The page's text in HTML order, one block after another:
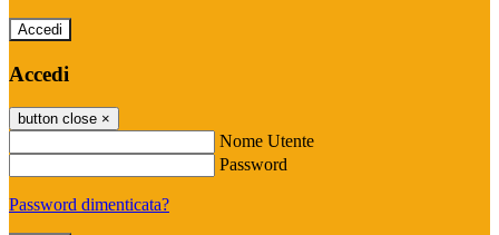
Accedi
Accedi
button close ×
Nome Utente
Password
Password dimenticata?